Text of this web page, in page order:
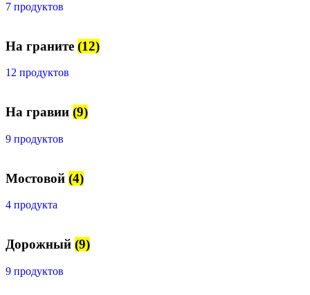
7 продуктов
На граните (12)
12 продуктов
На гравии (9)
9 продуктов
Мостовой (4)
4 продукта
Дорожный (9)
9 продуктов